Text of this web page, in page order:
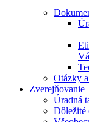
Otázky
Zverejňovanie
Úradná
Dôležité